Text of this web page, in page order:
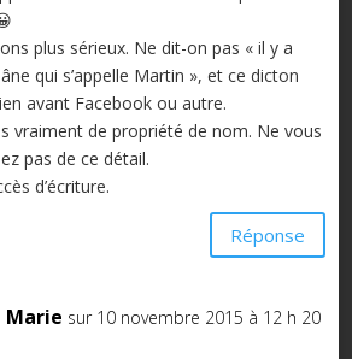
plus sérieux. Ne dit-on pas « il y a
âne qui s’appelle Martin », et ce dicton
avant Facebook ou autre.
vraiment de propriété de nom. Ne vous
pas de ce détail.
d’écriture.
Réponse
Marie sur 10 novembre 2015 à 12 h 20